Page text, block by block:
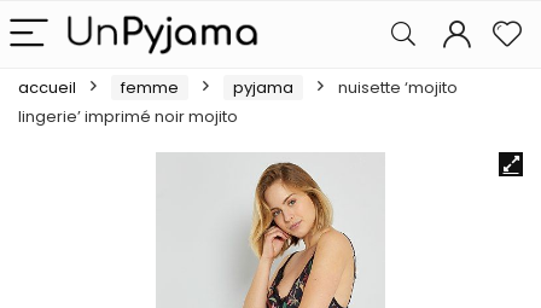
accueil femme pyjama
nuisette ‘mojito
lingerie’ imprimé noir mojito